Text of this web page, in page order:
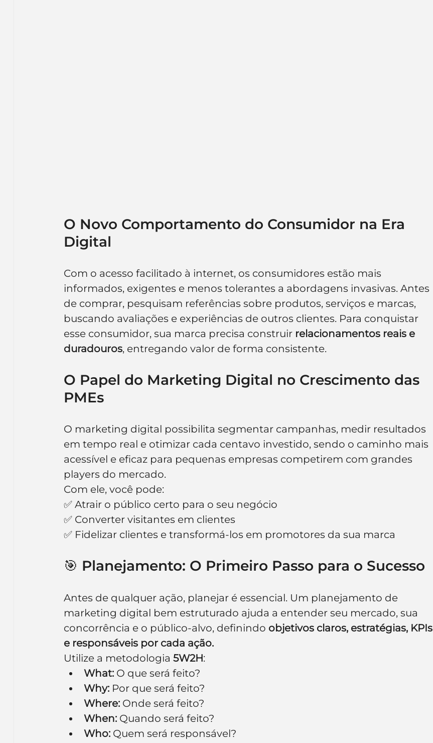
O Novo Comportamento do Consumidor na Era
Digital
Com o acesso facilitado à internet, os consumidores estão mais
informados, exigentes e menos tolerantes a abordagens invasivas. Antes
de comprar, pesquisam referências sobre produtos, serviços e marcas,
buscando avaliações e experiências de outros clientes. Para conquistar
esse consumidor, sua marca precisa construir relacionamentos reais e
duradouros, entregando valor de forma consistente.
O Papel do Marketing Digital no Crescimento das
PMEs
O marketing digital possibilita segmentar campanhas, medir resultados
em tempo real e otimizar cada centavo investido, sendo o caminho mais
acessível e eficaz para pequenas empresas competirem com grandes
players do mercado.
Com ele, você pode:
✅ Atrair o público certo para o seu negócio
✅ Converter visitantes em clientes
✅ Fidelizar clientes e transformá-los em promotores da sua marca
🎯 Planejamento: O Primeiro Passo para o Sucesso
Antes de qualquer ação, planejar é essencial. Um planejamento de
marketing digital bem estruturado ajuda a entender seu mercado, sua
concorrência e o público-alvo, definindo objetivos claros, estratégias, KPIs
e responsáveis por cada ação.
Utilize a metodologia 5W2H:
What: O que será feito?
Why: Por que será feito?
Where: Onde será feito?
When: Quando será feito?
Who: Quem será responsável?